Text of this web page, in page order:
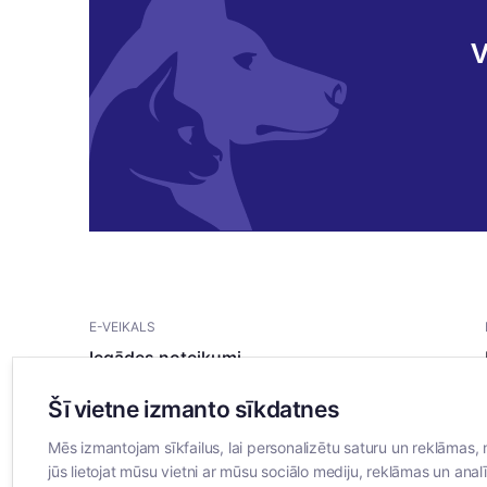
E-VEIKALS
Iegādes noteikumi
Sīkdatņu noteikumi
Šī vietne izmanto sīkdatnes
Mēs izmantojam sīkfailus, lai personalizētu saturu un
jūs lietojat mūsu vietni ar mūsu sociālo mediju, reklāmas un